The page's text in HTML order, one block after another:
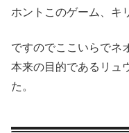
ホントこのゲーム、キ
ですのでここいらでネ
本来の目的であるリュ
た。